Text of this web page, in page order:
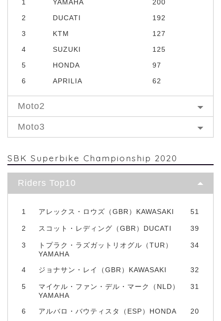
1 YAMAHA
200
2
DUCATI
192
3
KTM
127
4
SUZUKI
125
5
HONDA
97
6
APRILIA 62
Moto2
Moto3
SBK Superbike Championship 2020
Riders Top10
1 アレックス・ロウズ（GBR）KAWASAKI 51
2 スコット・レディング（GBR）DUCATI 39
3
トプラク・ラズガットリオグル（TUR）
YAMAHA
34
4 ジョナサン・レイ（GBR）KAWASAKI 32
5
マイケル・ファン・デル・マーク（NLD）
YAMAHA
31
6 アルバロ・バウティスタ（ESP）HONDA 20